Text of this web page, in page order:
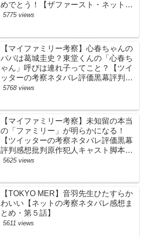
めでとう！【ザファースト・ネットの
ネタバレ感想考察まとめ・スッキリ・
5775 views
【マイファミリー考察】心春ちゃんの
パパは葛城圭史？東堂くんの「心春ち
ゃん」呼びは連れ子ってこと？【ツイ
ッターの考察ネタバレ評価黒幕評判感
想批判原作犯人キャスト脚本あらすじ
5768 views
【マイファミリー考察】未知留の本当
の「ファミリー」が明らかになる！
【ツイッターの考察ネタバレ評価黒幕
評判感想批判原作犯人キャスト脚本あ
らすじ伏線まとめ】
5625 views
【TOKYO MER】音羽先生ひたすらか
わいい【ネットの考察ネタバレ感想ま
とめ・第５話】
5611 views